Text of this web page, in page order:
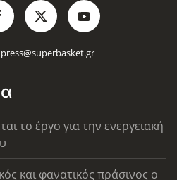
press@superbasket.gr
το έργο για την ενεργειακή
και φανατικός πράσινος ο